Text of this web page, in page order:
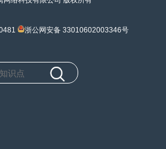
浙公网安备 33010602003346号